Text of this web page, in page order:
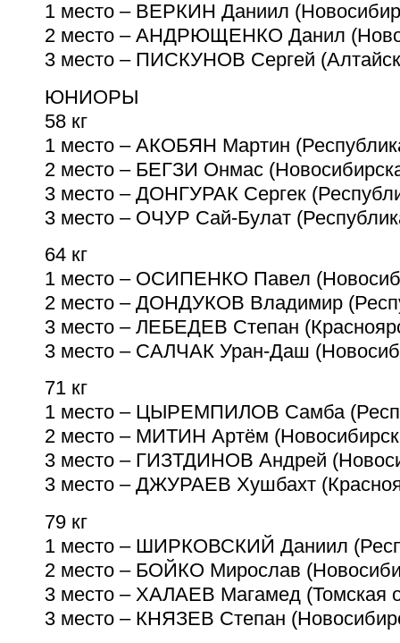
1 место – ВЕРКИН Даниил
2 место – АНДРЮЩЕНКО Данил
3 место – ПИСКУНОВ Сергей
ЮНИОРЫ
58 кг
1 место – АКОБЯН Мартин
2 место – БЕГЗИ Онмас
3 место – ДОНГУРАК Сергек
3 место – ОЧУР Сай-Булат
64 кг
1 место – ОСИПЕНКО Павел
2 место – ДОНДУКОВ Владимир
3 место – ЛЕБЕДЕВ Степан
3 место – САЛЧАК Уран-Даш
71 кг
1 место – ЦЫРЕМПИЛОВ Самба
2 место – МИТИН Артём
3 место – ГИЗТДИНОВ Андрей
3 место – ДЖУРАЕВ Хушбахт
79 кг
1 место – ШИРКОВСКИЙ Даниил
2 место – БОЙКО Мирослав
3 место – ХАЛАЕВ Магамед (Томская
3 место – КНЯЗЕВ Степан